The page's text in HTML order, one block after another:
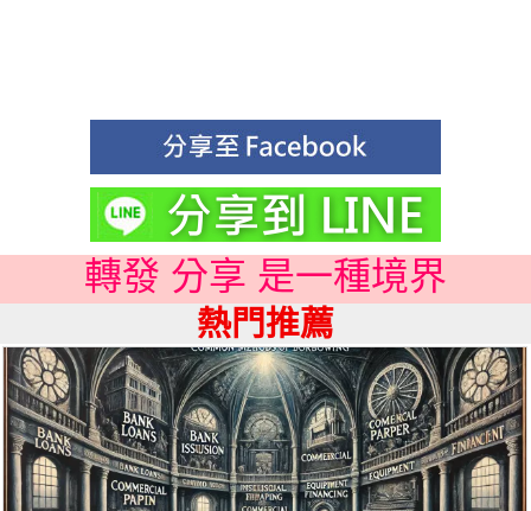
轉發 分享 是一種境界
熱門推薦